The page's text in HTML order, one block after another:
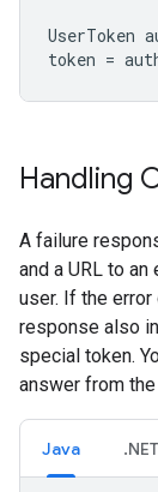
UserToken
token =
Handling
A failure
and a URL to
user. If the error
response also
special token.
answer from
Java .NET